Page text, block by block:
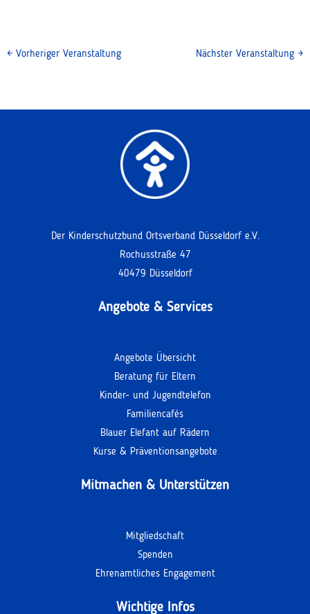
←Vorheriger Veranstaltung Nächster Veranstaltung →
Der Kinderschutzbund Ortsverband Düsseldorf e.V.
Rochusstraße 47
40479 Düsseldorf
Angebote & Services
Angebote Übersicht
Beratung für Eltern
Kinder- und Jugendtelefon
Familiencafés
Blauer Elefant auf Rädern
Kurse & Präventionsangebote
Mitmachen & Unterstützen
Mitgliedschaft
Spenden
Ehrenamtliches Engagement
Wichtige Infos